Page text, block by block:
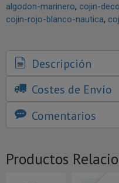
algodon-marinero cojin-
cojin-rojo-blanco-nautica
Descripción
Costes de Envío
Comentarios
Productos